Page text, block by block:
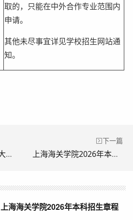
取的，只能在中外合作专业范围内
申请。
其他未尽事宜详见学校招生网站通
知。
2026年上海应用技术大学高考招生政策_录取规则_学费标准
下一篇
上海海关学院2026年本科招生章程
上海海关学院2026年本科招生章程